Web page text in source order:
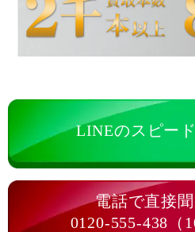
LINEのスピー
電話で直接
0120-555-438（